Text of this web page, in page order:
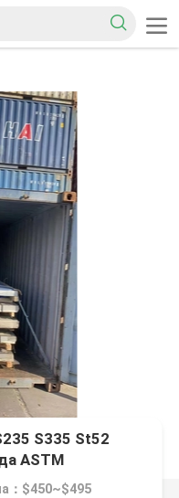
S335 St52
ASTM
：$450~$495